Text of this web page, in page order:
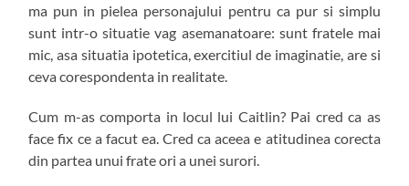
ma pun in pielea personajului pentru ca pur si simplu
sunt intr-o situatie vag asemanatoare: sunt fratele mai
mic, asa situatia ipotetica, exercitiul de imaginatie, are si
ceva corespondenta in realitate.
Cum m-as comporta in locul lui Caitlin? Pai cred ca as
face fix ce a facut ea. Cred ca aceea e atitudinea corecta
din partea unui frate ori a unei surori.